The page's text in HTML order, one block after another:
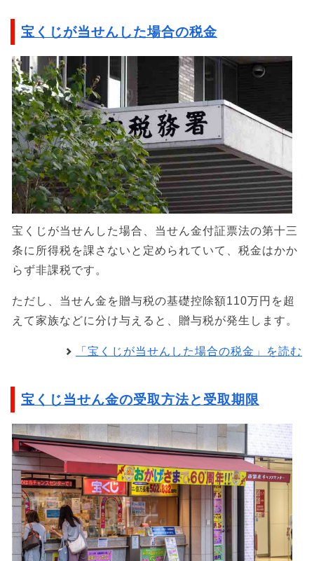
宝くじが当せんした場合の税金
宝くじが当せんした場合、当せん金付証票法の第十三
条に所得税を課さないと定められていて、税金はかか
らず非課税です。
ただし、当せん金を贈与税の基礎控除額110万円を超
えて家族などに分け与えると、贈与税が発生します。
「宝くじが当せんした場合の税金」を読む
宝くじ当せん金の受取方法と受取期限